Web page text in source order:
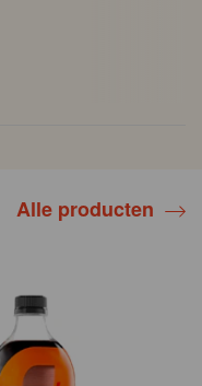
Alle producten